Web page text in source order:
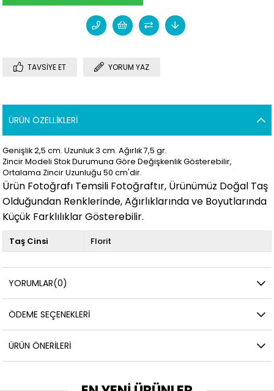
TAVSIYE ET YORUM YAZ
ÜRÜN ÖZELLIKLERI
Genişlik 2,5 cm. Uzunluk 3 cm. Ağırlık 7,5 gr.
Zincir Modeli Stok Durumuna Göre Değişkenlik Gösterebilir,
Ortalama Zincir Uzunluğu 50 cm'dir.
Ürün Fotoğrafı Temsili Fotoğraftır, Ürünümüz Doğal Taş
Olduğundan Renklerinde, Ağırlıklarında ve Boyutlarında
Küçük Farklılıklar Gösterebilir.
Taş Cinsi Florit
YORUMLAR(0)
ÖDEME SEÇENEKLERI
ÜRÜN ÖNERILERI